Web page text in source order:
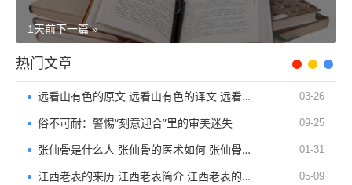
下一篇 »
1天前
热门文章
远看山有色的原文 远看山有色的译文 远看山有色的作品简析 03-26
俗不可耐：警惕“刻意迎合”里的审美迷失 09-25
张仙骨是什么人 张仙骨的医术如何 张仙骨的简介 01-31
江西老表的来历 江西老表简介 江西老表的历史 05-09